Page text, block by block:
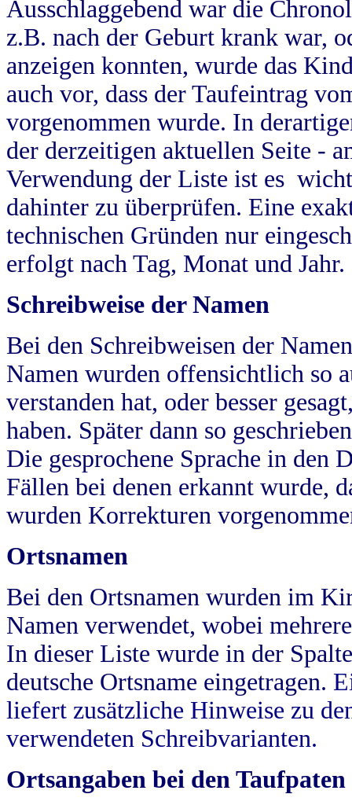
Ausschlaggebend war die
z.B. nach der Geburt krank war,
anzeigen konnten, wurde das
auch vor, dass der Taufeintrag
vorgenommen wurde. In
der derzeitigen aktuellen Seite -
Verwendung der Liste ist es
dahinter zu überprüfen. Eine
technischen Gründen nur
erfolgt nach Tag, Monat und Jahr.
Schreibweise der Namen
Bei den Schreibweisen der
Namen wurden offensichtlich so
verstanden hat, oder besser
haben. Später dann so
Die gesprochene Sprache in
Fällen bei denen erkannt wurde,
wurden Korrekturen
Ortsnamen
Bei den Ortsnamen wurden im
Namen verwendet, wobei
In dieser Liste wurde in der
deutsche Ortsname eingetragen.
liefert zusätzliche Hinweise zu
verwendeten Schreibvarianten.
Ortsangaben bei den Taufpaten